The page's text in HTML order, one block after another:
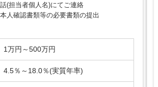
(担当者個人名)にてご連絡
人確認書類等の必要書類の提出
1万円～500万円
4.5％～18.0％(実質年率)